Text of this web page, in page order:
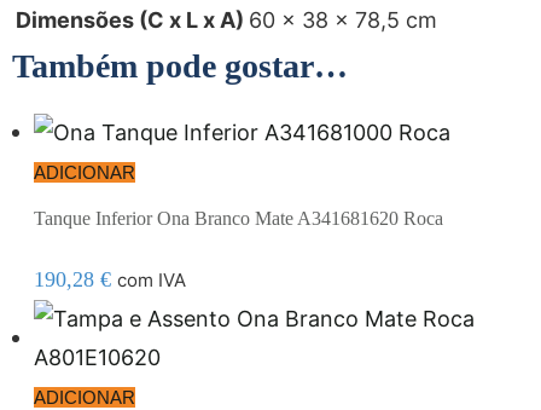
Dimensões (C x L x A) 60 × 38 × 78,5 cm
Também pode gostar…
ADICIONAR
Tanque Inferior Ona Branco Mate A341681620 Roca
190,28 € com IVA
ADICIONAR